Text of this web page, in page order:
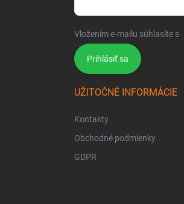
Vložením e-mailu súhlasíte s
Prihlásiť sa
UŽITOČNÉ INFORMÁCIE
Kontakty
Obchodné podmienky
GDPR